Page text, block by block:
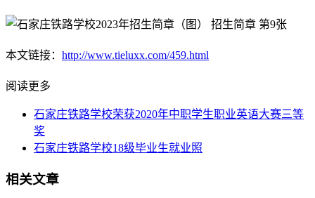
本文链接： http://www.tieluxx.com/459.html
阅读更多
石家庄铁路学校荣获2020年中职学生职业英语大赛三等
奖
石家庄铁路学校18级毕业生就业照
相关文章